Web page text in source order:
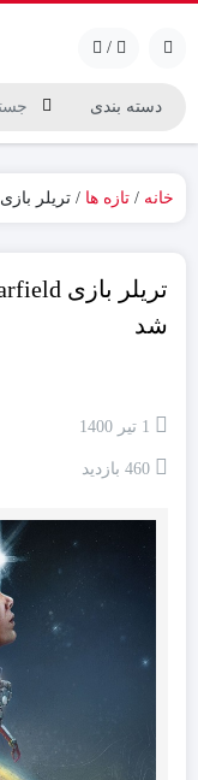
/
خانه / تازه ها / تریلر بازی Starfield بدون ابزارهای خاصی ساخته شد
شد
1 تیر 1400